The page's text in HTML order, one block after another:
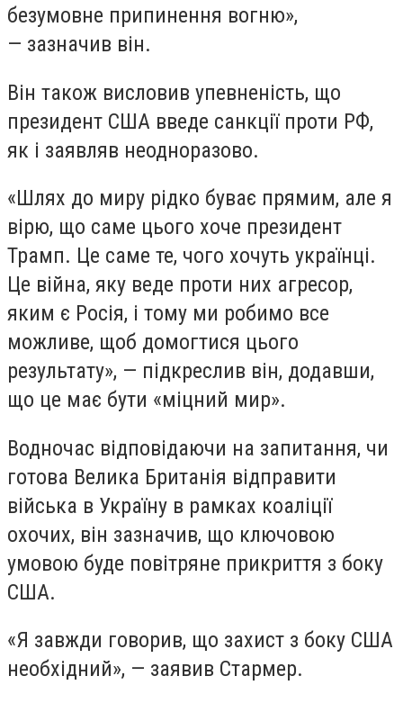
безумовне припинення вогню»,
— зазначив він.
Він також висловив упевненість, що
президент США введе санкції проти РФ,
як і заявляв неодноразово.
«Шлях до миру рідко буває прямим, але я
вірю, що саме цього хоче президент
Трамп. Це саме те, чого хочуть українці.
Це війна, яку веде проти них агресор,
яким є Росія, і тому ми робимо все
можливе, щоб домогтися цього
результату», — підкреслив він, додавши,
що це має бути «міцний мир».
Водночас відповідаючи на запитання, чи
готова Велика Британія відправити
війська в Україну в рамках коаліції
охочих, він зазначив, що ключовою
умовою буде повітряне прикриття з боку
США.
«Я завжди говорив, що захист з боку США
необхідний», — заявив Стармер.